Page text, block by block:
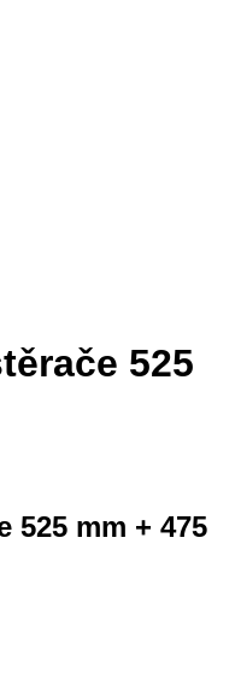
525
525 mm + 475